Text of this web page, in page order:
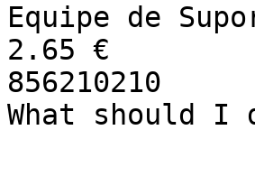
Equipe de
2.65 €
856210210
What should I